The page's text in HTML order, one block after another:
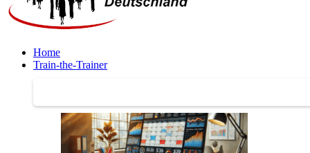
Home
Train-the-Trainer